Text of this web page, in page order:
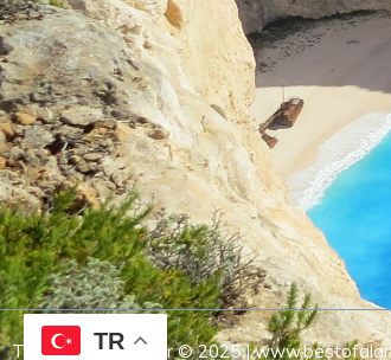
Tüm Hakları Saklıdır © 2025 |
TR